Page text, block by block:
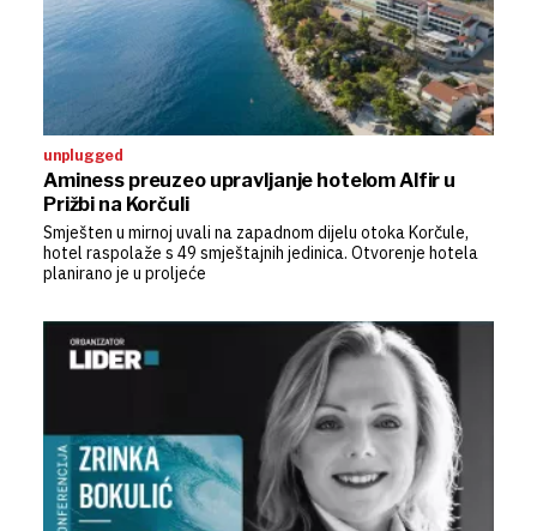
unplugged
Aminess preuzeo upravljanje hotelom Alfir u
Prižbi na Korčuli
Smješten u mirnoj uvali na zapadnom dijelu otoka Korčule,
hotel raspolaže s 49 smještajnih jedinica. Otvorenje hotela
planirano je u proljeće